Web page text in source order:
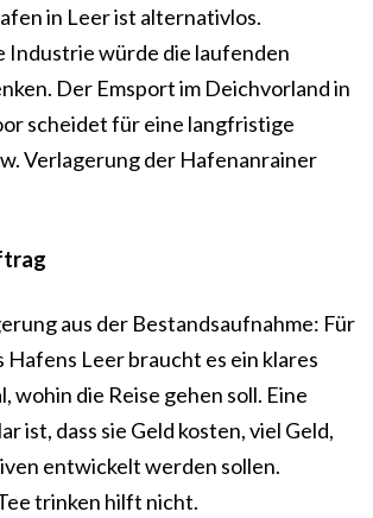
in Leer ist alternativlos.
Industrie würde die laufenden
Der Emsport im Deichvorland in
scheidet für eine langfristige
Verlagerung der Hafenanrainer
aus der Bestandsaufnahme: Für
Leer braucht es ein klares
wohin die Reise gehen soll. Eine
ist, dass sie Geld kosten, viel Geld,
entwickelt werden sollen.
trinken hilft nicht.